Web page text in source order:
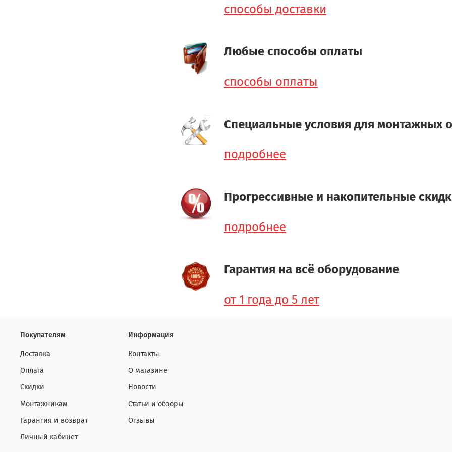
способы доставки
Любые способы оплаты
способы оплаты
Специальные условия для монтажных
подробнее
Прогрессивные и накопительные
подробнее
Гарантия на всё оборудование
от 1 года до 5 лет
Покупателям
Доставка
Оплата
Скидки
Монтажникам
Гарантия и возврат
Личный кабинет
Информация
Контакты
О магазине
Новости
Статьи и обзоры
Отзывы